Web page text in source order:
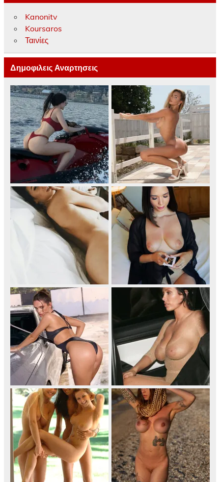
Kanonitv
Koursaros
Ταινίες
Δημοφιλεις Αναρτησεις